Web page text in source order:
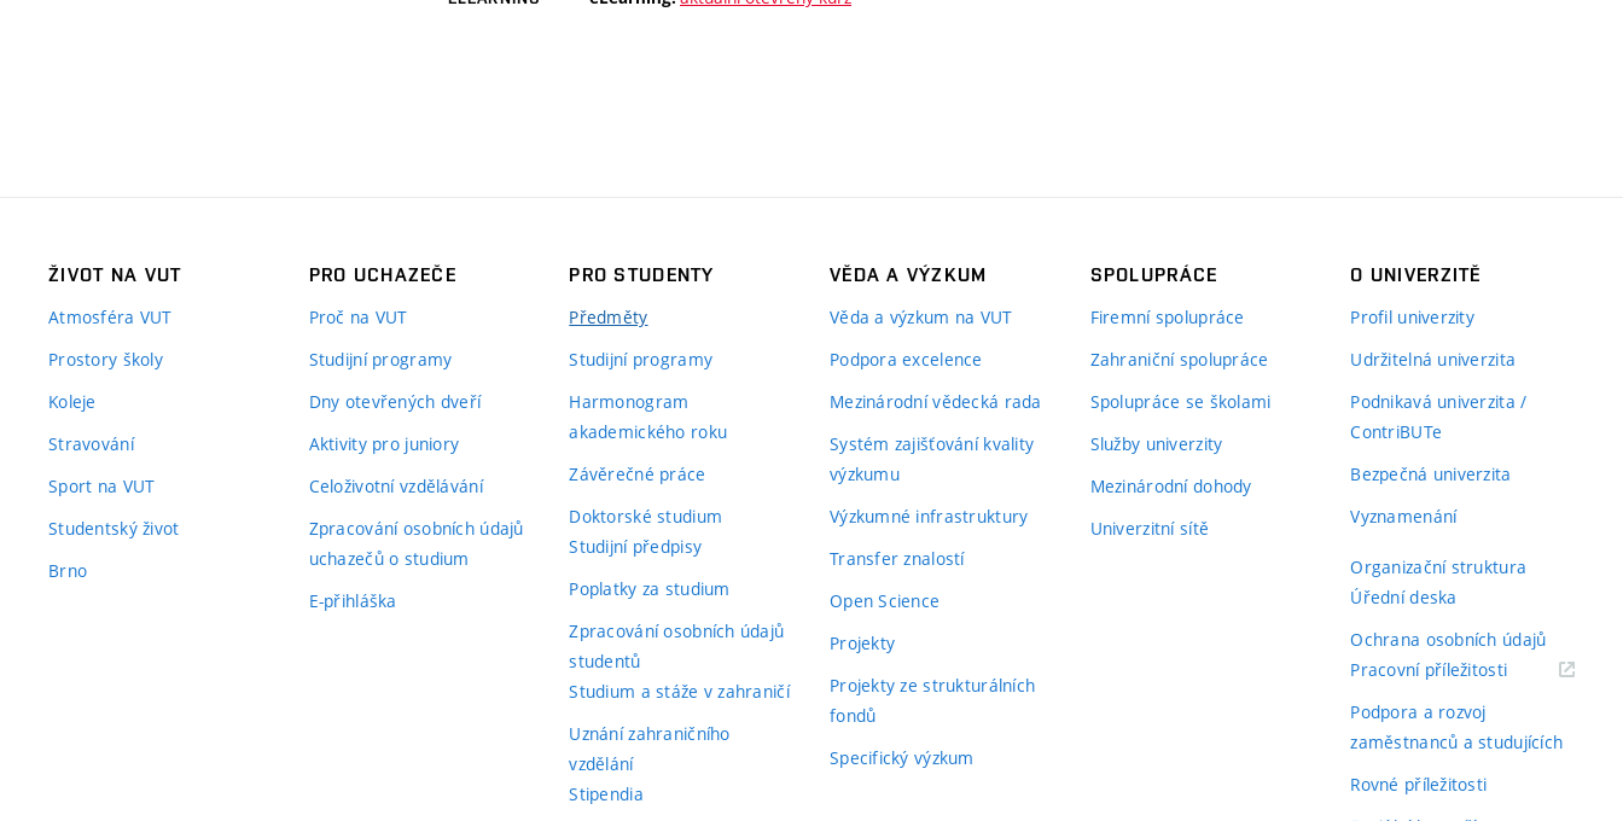
ŽIVOT NA VUT
Atmosféra VUT
Prostory školy
Koleje
Stravování
Sport na VUT
Studentský život
Brno
PRO UCHAZEČE
Proč na VUT
Studijní programy
Dny otevřených dveří
Aktivity pro juniory
Celoživotní vzdělávání
Zpracování osobních údajů
uchazečů o studium
E-přihláška
PRO STUDENTY
Předměty
Studijní programy
Harmonogram
akademického roku
Závěrečné práce
Doktorské studium
Studijní předpisy
Poplatky za studium
Zpracování osobních údajů
studentů
Studium a stáže v zahraničí
Uznání zahraničního
vzdělání
Stipendia
VĚDA A VÝZKUM
Věda a výzkum na VUT
Podpora excelence
Mezinárodní vědecká rada
Systém zajišťování kvality
výzkumu
Výzkumné infrastruktury
Transfer znalostí
Open Science
Projekty
Projekty ze strukturálních
fondů
Specifický výzkum
SPOLUPRÁCE
Firemní spolupráce
Zahraniční spolupráce
Spolupráce se školami
Služby univerzity
Mezinárodní dohody
Univerzitní sítě
O UNIVERZITĚ
Profil univerzity
Udržitelná univerzita
Podnikavá univerzita /
ContriBUTe
Bezpečná univerzita
Vyznamenání
Organizační struktura
Úřední deska
Ochrana osobních údajů
Pracovní příležitosti(externí
Podpora a rozvoj
zaměstnanců a studujících
Rovné příležitosti